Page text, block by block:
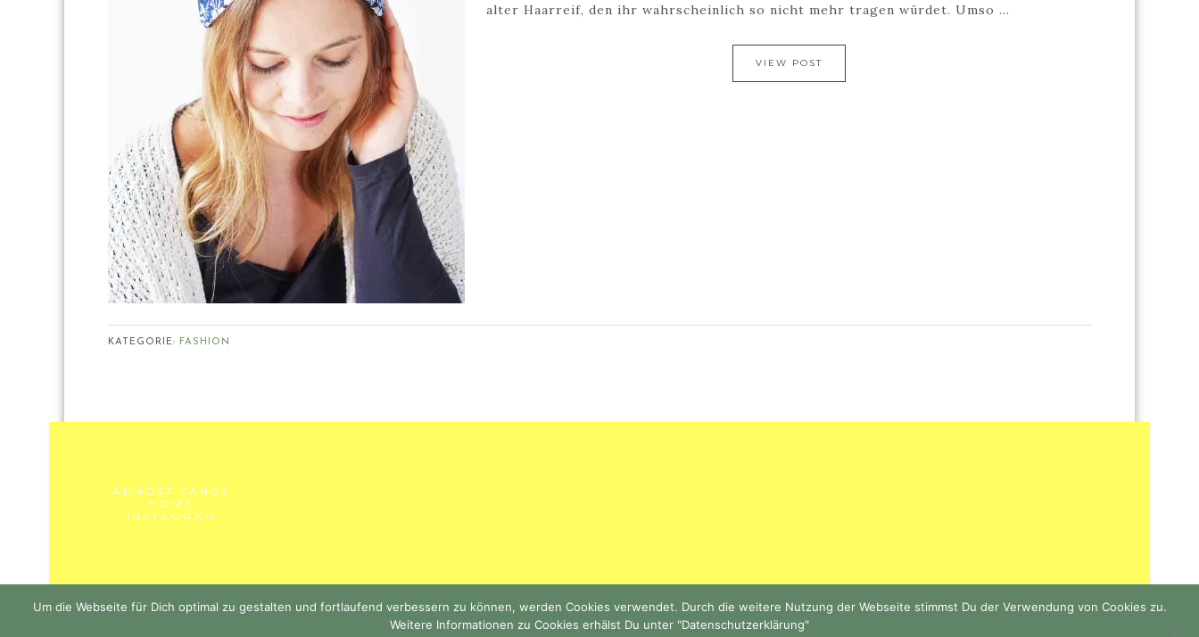
alter Haarreif, den ihr wahrscheinlich so nicht mehr tragen würdet. Umso ...
VIEW POST
KATEGORIE: FASHION
ALMOST FANCY
HOME
INSTAGRAM
COPYRIGHT © 2026 · PIMP YOUR STUFF ·
Um die Webseite für Dich optimal zu gestalten und fortlaufend verbessern zu können, werden Cookies verwendet. Durch die weitere Nutzung der Webseite stimmst Du der Verwendung von Cookies zu.
Weitere Informationen zu Cookies erhälst Du unter "Datenschutzerklärung"